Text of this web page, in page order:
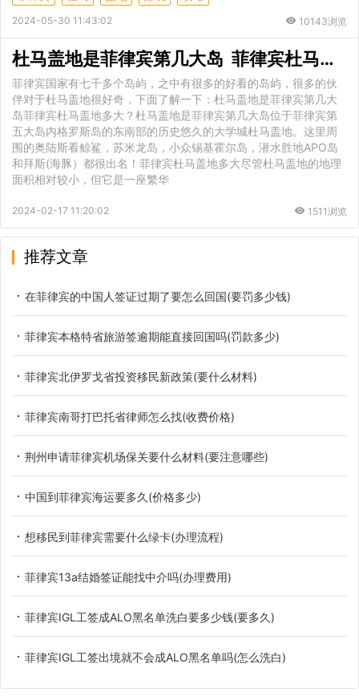
2024-05-30 11:43:02 10143浏览
杜马盖地是菲律宾第几大岛 菲律宾杜马盖地多大
菲律宾国家有七千多个岛屿，之中有很多的好看的岛屿，很多的伙
伴对于杜马盖地很好奇，下面了解一下：杜马盖地是菲律宾第几大
岛菲律宾杜马盖地多大？杜马盖地是菲律宾第几大岛位于菲律宾第
五大岛内格罗斯岛的东南部的历史悠久的大学城杜马盖地。这里周
围的奥陆斯看鲸鲨，苏米龙岛，小众锡基霍尔岛，潜水胜地APO岛
和拜斯(海豚）都很出名！菲律宾杜马盖地多大尽管杜马盖地的地理
面积相对较小，但它是一座繁华
2024-02-17 11:20:02 1511浏览
推荐文章
在菲律宾的中国人签证过期了要怎么回国(要罚多少钱)
菲律宾本格特省旅游签逾期能直接回国吗(罚款多少)
菲律宾北伊罗戈省投资移民新政策(要什么材料)
菲律宾南哥打巴托省律师怎么找(收费价格)
荆州申请菲律宾机场保关要什么材料(要注意哪些)
中国到菲律宾海运要多久(价格多少)
想移民到菲律宾需要什么绿卡(办理流程)
菲律宾13a结婚签证能找中介吗(办理费用)
菲律宾IGL工签成ALO黑名单洗白要多少钱(要多久)
菲律宾IGL工签出境就不会成ALO黑名单吗(怎么洗白)